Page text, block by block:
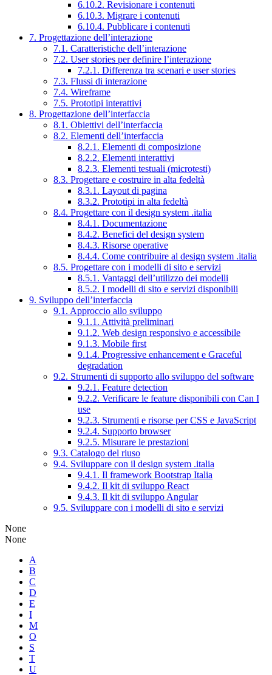
6.10.2. Revisionare i contenuti
6.10.3. Migrare i contenuti
6.10.4. Pubblicare i contenuti
7. Progettazione dell’interazione
7.1. Caratteristiche dell’interazione
7.2. User stories per definire l’interazione
7.2.1. Differenza tra scenari e user stories
7.3. Flussi di interazione
7.4. Wireframe
7.5. Prototipi interattivi
8. Progettazione dell’interfaccia
8.1. Obiettivi dell’interfaccia
8.2. Elementi dell’interfaccia
8.2.1. Elementi di composizione
8.2.2. Elementi interattivi
8.2.3. Elementi testuali (microtesti)
8.3. Progettare e costruire in alta fedeltà
8.3.1. Layout di pagina
8.3.2. Prototipi in alta fedeltà
8.4. Progettare con il design system .italia
8.4.1. Documentazione
8.4.2. Benefici del design system
8.4.3. Risorse operative
8.4.4. Come contribuire al design system .italia
8.5. Progettare con i modelli di sito e servizi
8.5.1. Vantaggi dell’utilizzo dei modelli
8.5.2. I modelli di sito e servizi disponibili
9. Sviluppo dell’interfaccia
9.1. Approccio allo sviluppo
9.1.1. Attività preliminari
9.1.2. Web design responsivo e accessibile
9.1.3. Mobile first
9.1.4. Progressive enhancement e Graceful
degradation
9.2. Strumenti di supporto allo sviluppo del software
9.2.1. Feature detection
9.2.2. Verificare le feature disponibili con Can I
use
9.2.3. Strumenti e risorse per CSS e JavaScript
9.2.4. Supporto browser
9.2.5. Misurare le prestazioni
9.3. Catalogo del riuso
9.4. Sviluppare con il design system .italia
9.4.1. Il framework Bootstrap Italia
9.4.2. Il kit di sviluppo React
9.4.3. Il kit di sviluppo Angular
9.5. Sviluppare con i modelli di sito e servizi
None
None
A
B
C
D
E
I
M
O
S
T
U